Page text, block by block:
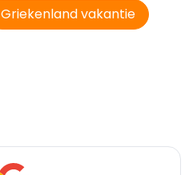
Griekenland vakantie